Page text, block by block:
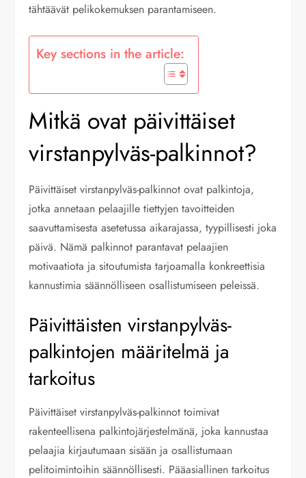
tähtäävät pelikokemuksen parantamiseen.
Key sections in the article:
Mitkä ovat päivittäiset
virstanpylväs-palkinnot?
Päivittäiset virstanpylväs-palkinnot ovat palkintoja,
jotka annetaan pelaajille tiettyjen tavoitteiden
saavuttamisesta asetetussa aikarajassa, tyypillisesti joka
päivä. Nämä palkinnot parantavat pelaajien
motivaatiota ja sitoutumista tarjoamalla konkreettisia
kannustimia säännölliseen osallistumiseen peleissä.
Päivittäisten virstanpylväs-
palkintojen määritelmä ja
tarkoitus
Päivittäiset virstanpylväs-palkinnot toimivat
rakenteellisena palkintojärjestelmänä, joka kannustaa
pelaajia kirjautumaan sisään ja osallistumaan
pelitoimintoihin säännöllisesti. Pääasiallinen tarkoitus